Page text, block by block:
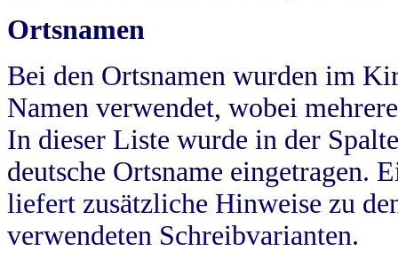
Ortsnamen
Bei den Ortsnamen wurden im
Namen verwendet, wobei
In dieser Liste wurde in der
deutsche Ortsname eingetragen.
liefert zusätzliche Hinweise zu
verwendeten Schreibvarianten.